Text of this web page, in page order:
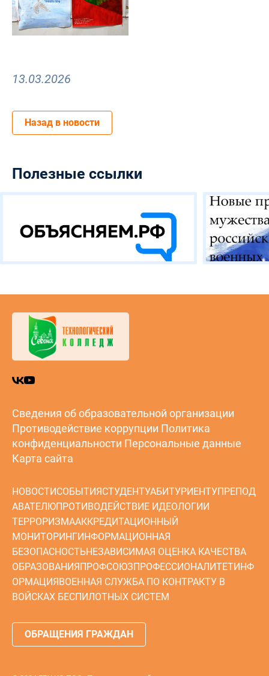
13.03.2026
Назад в новости
Полезные ссылки
Сведения об образовательной организации
Противодействие коррупции Политика
конфиденциальности Персональные данные
Карта сайта
НОВОСТИСОБЫТИЯСТУДЕНТУАБИТУРИЕНТУПРЕПОД
АВАТЕЛЮПРОТИВОДЕЙСТВИЕ ИДЕОЛОГИИ
ТЕРРОРИЗМААККРЕДИТАЦИОННЫЙ
МОНИТОРИНГИНФОРМАЦИОННАЯ
БЕЗОПАСНОСТЬНЕЗАВИСИМАЯ ОЦЕНКА КАЧЕСТВА
ОБРАЗОВАНИЯПРОФСОЮЗПРОФЕССИОНАЛИТЕТИНФ
ОРМАЦИЯВОЕННАЯ СЛУЖБА ПО КОНТРАКТУ В
ВОЙСКАХ БЕСПИЛОТНЫХ СИСТЕМ
ОБРАЩЕНИЯ ГРАЖДАН